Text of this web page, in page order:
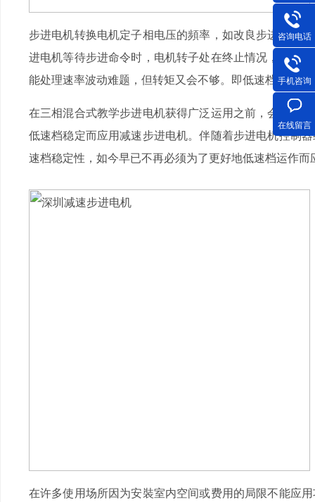
步进电机转换电机定子相电压的頻率，如改良步进电机
进电机等待步进命令时，电机转子处在终止情况，在低
能处理速率波动难题，但转矩又会不够。即低速档会转
在三相混合式教学步进电机获得广泛运用之前，会出现
低速档稳定而应用减速步进电机。伴随着步进电机控制
速档稳定性，如今早已不再必须为了更好地低速档运作
在许多使用场所因为安裝室内空间或费用的局限不能应
咨询电话
手机咨询
在线留言